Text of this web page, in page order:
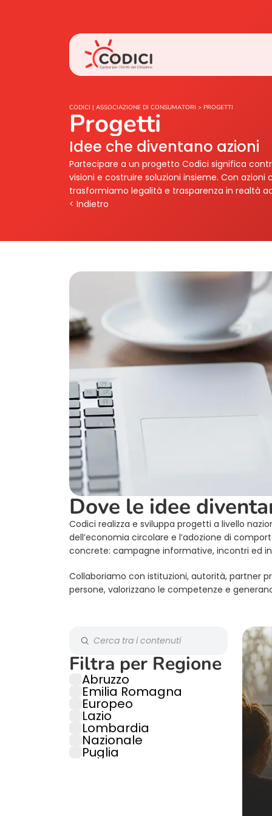
CODICI | ASSOCIAZIONE DI CONSUMATORI > PROGETTI
Progetti
Idee che diventano azioni
Partecipare a un progetto Codici significa
visioni e costruire soluzioni insieme. Con
trasformiamo legalità e trasparenza in realtà
< Indietro
Dove le idee
Codici realizza e sviluppa progetti a livello
dell’economia circolare e l’adozione di
concrete: campagne informative, incontri ed
Collaboriamo con istituzioni, autorità, partner
persone, valorizzano le competenze e
Filtra per Regione
Abruzzo
Emilia Romagna
Europeo
Lazio
Lombardia
Nazionale
Puglia